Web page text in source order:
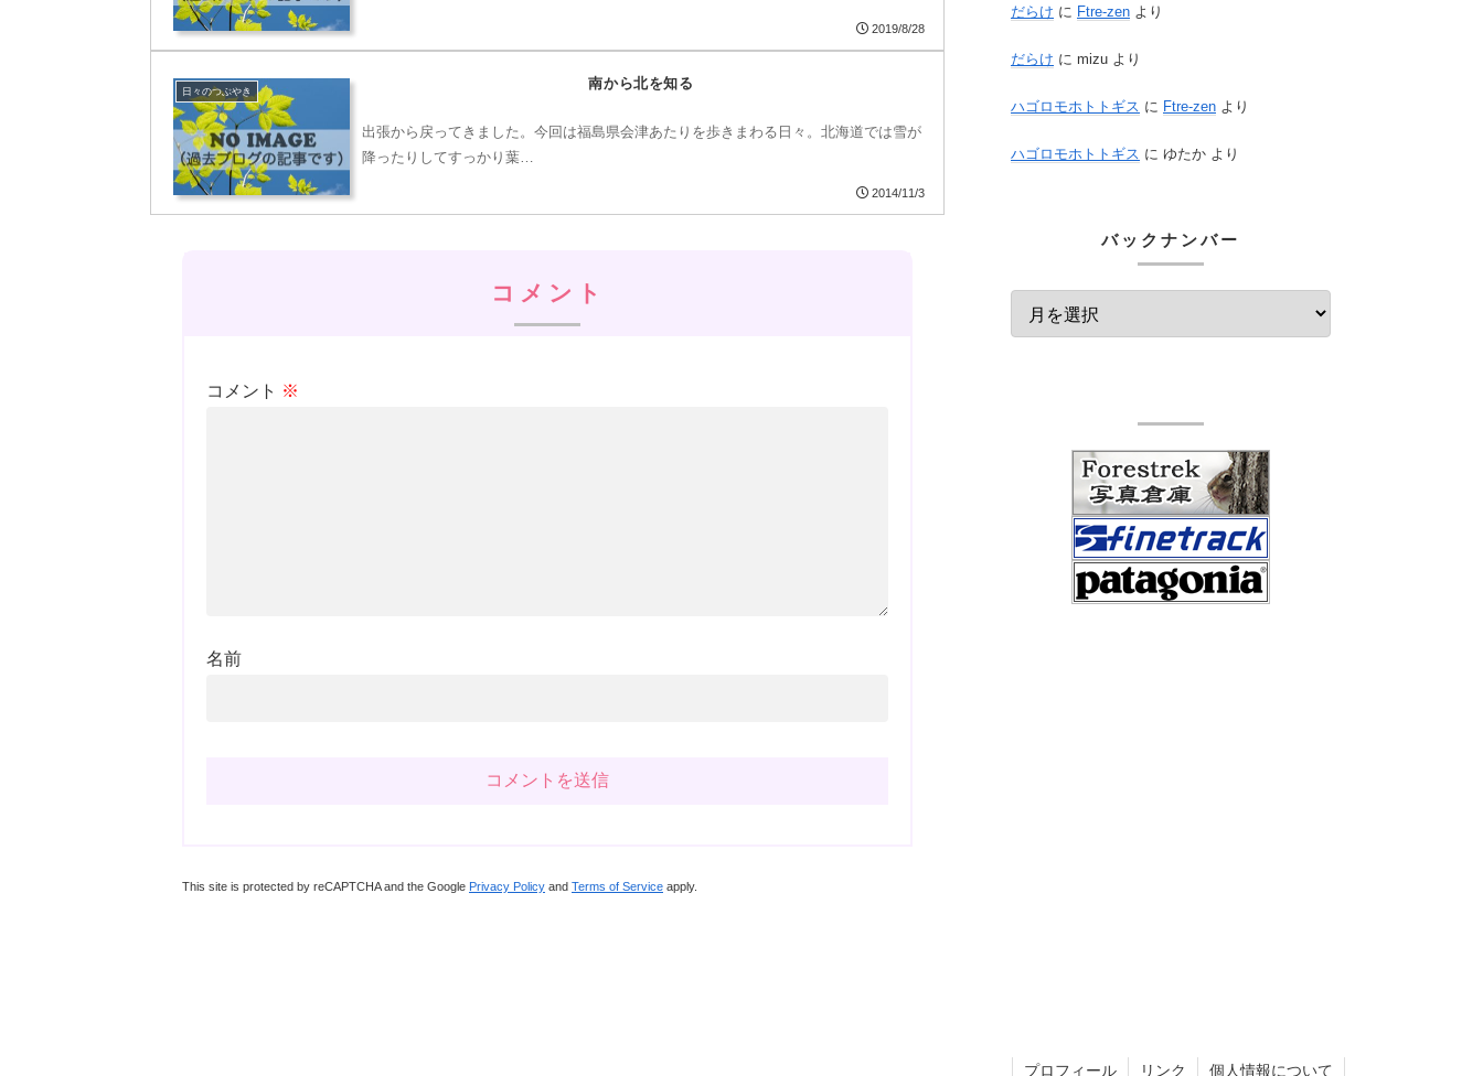
2019/8/28
日々のつぶやき
南から北を知る
出張から戻ってきました。今回は福島県会津あたりを歩きまわる日々。北海道では雪が
降ったりしてすっかり葉…
2014/11/3
コメント
コメント ※
名前
This site is protected by reCAPTCHA and the Google Privacy Policy and Terms of Service apply.
だらけ に Ftre-zen より
だらけ に mizu より
ハゴロモホトトギス に Ftre-zen より
ハゴロモホトトギス に ゆたか より
バックナンバー
プロフィール リンク 個人情報について